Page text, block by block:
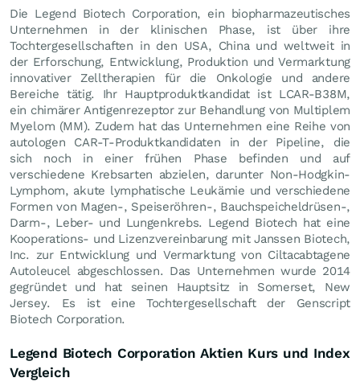
Die Legend Biotech Corporation, ein biopharmazeutisches
Unternehmen in der klinischen Phase, ist über ihre
Tochtergesellschaften in den USA, China und weltweit in
der Erforschung, Entwicklung, Produktion und Vermarktung
innovativer Zelltherapien für die Onkologie und andere
Bereiche tätig. Ihr Hauptproduktkandidat ist LCAR-B38M,
ein chimärer Antigenrezeptor zur Behandlung von Multiplem
Myelom (MM). Zudem hat das Unternehmen eine Reihe von
autologen CAR-T-Produktkandidaten in der Pipeline, die
sich noch in einer frühen Phase befinden und auf
verschiedene Krebsarten abzielen, darunter Non-Hodgkin-
Lymphom, akute lymphatische Leukämie und verschiedene
Formen von Magen-, Speiseröhren-, Bauchspeicheldrüsen-,
Darm-, Leber- und Lungenkrebs. Legend Biotech hat eine
Kooperations- und Lizenzvereinbarung mit Janssen Biotech,
Inc. zur Entwicklung und Vermarktung von Ciltacabtagene
Autoleucel abgeschlossen. Das Unternehmen wurde 2014
gegründet und hat seinen Hauptsitz in Somerset, New
Jersey. Es ist eine Tochtergesellschaft der Genscript
Biotech Corporation.
Legend Biotech Corporation Aktien Kurs und Index
Vergleich